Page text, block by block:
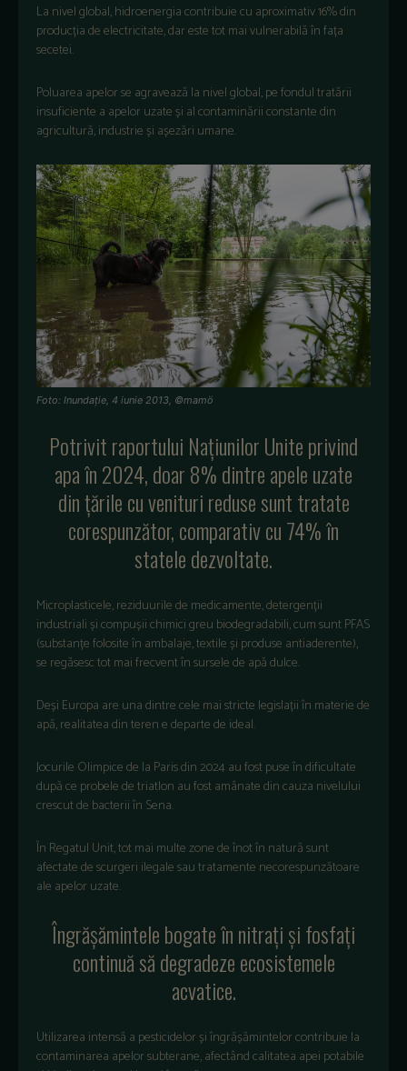
La nivel global, hidroenergia contribuie cu aproximativ 16% din
producția de electricitate, dar este tot mai vulnerabilă în fața
secetei.
Poluarea apelor se agravează la nivel global, pe fondul tratării
insuficiente a apelor uzate și al contaminării constante din
agricultură, industrie și așezări umane.
Foto: Inundație, 4 iunie 2013, ©mamö
Potrivit raportului Națiunilor Unite privind
apa în 2024, doar 8% dintre apele uzate
din țările cu venituri reduse sunt tratate
corespunzător, comparativ cu 74% în
statele dezvoltate.
Microplasticele, reziduurile de medicamente, detergenții
industriali și compușii chimici greu biodegradabili, cum sunt PFAS
(substanțe folosite în ambalaje, textile și produse antiaderente),
se regăsesc tot mai frecvent în sursele de apă dulce.
Deși Europa are una dintre cele mai stricte legislații în materie de
apă, realitatea din teren e departe de ideal.
Jocurile Olimpice de la Paris din 2024 au fost puse în dificultate
după ce probele de triatlon au fost amânate din cauza nivelului
crescut de bacterii în Sena.
În Regatul Unit, tot mai multe zone de înot în natură sunt
afectate de scurgeri ilegale sau tratamente necorespunzătoare
ale apelor uzate.
Îngrășămintele bogate în nitrați și fosfați
continuă să degradeze ecosistemele
acvatice.
Utilizarea intensă a pesticidelor și îngrășămintelor contribuie la
contaminarea apelor subterane, afectând calitatea apei potabile